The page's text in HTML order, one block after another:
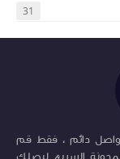
31
تواصل دائم ، فقط قم